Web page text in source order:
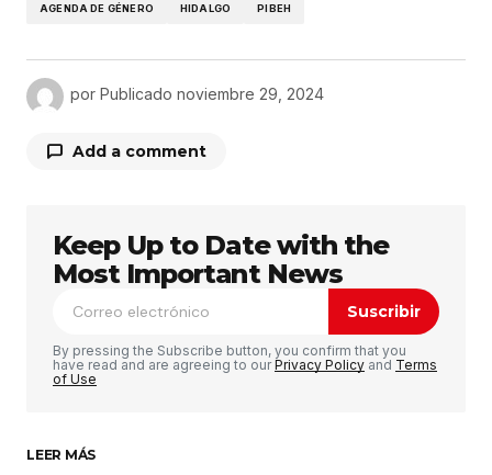
AGENDA DE GÉNERO HIDALGO PIBEH
por Publicado noviembre 29, 2024
Add a comment
Tu dirección de correo electrónico no será
publicada. Los campos obligatorios están
marcados con *
Comentario *
Keep Up to Date with the
Most Important News
Suscribir
By pressing the Subscribe button, you confirm that you
have read and are agreeing to ourPrivacy Policy and Terms
of Use
LEER MÁS